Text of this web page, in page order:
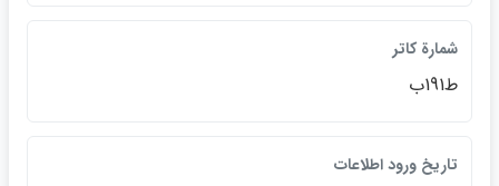
شمارة كاتر
ط191ب
تاريخ ورود اطلاعات